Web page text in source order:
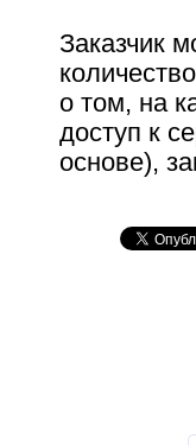
Заказчик
о том, на
доступ к
основе),